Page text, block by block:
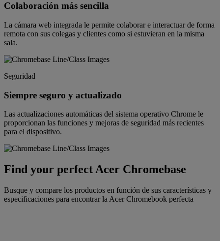
Colaboración más sencilla
La cámara web integrada le permite colaborar e interactuar de forma
remota con sus colegas y clientes como si estuvieran en la misma
sala.
Seguridad
Siempre seguro y actualizado
Las actualizaciones automáticas del sistema operativo Chrome le
proporcionan las funciones y mejoras de seguridad más recientes
para el dispositivo.
Find your perfect Acer Chromebase
Busque y compare los productos en función de sus características y
especificaciones para encontrar la Acer Chromebook perfecta